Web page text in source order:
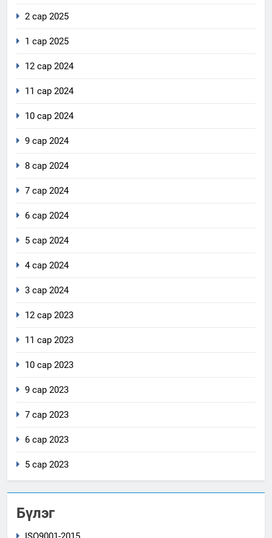
2 сар 2025
1 сар 2025
12 сар 2024
11 сар 2024
10 сар 2024
9 сар 2024
8 сар 2024
7 сар 2024
6 сар 2024
5 сар 2024
4 сар 2024
3 сар 2024
12 сар 2023
11 сар 2023
10 сар 2023
9 сар 2023
7 сар 2023
6 сар 2023
5 сар 2023
Бүлэг